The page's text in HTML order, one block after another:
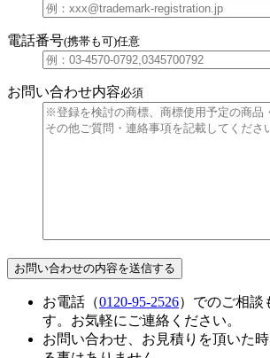
電話番号(携帯も可)任意
お問い合わせ内容必須
お電話（0120-95-2526）でのご相談
す。お気軽にご連絡ください。
お問い合わせ、お見積りを頂いた